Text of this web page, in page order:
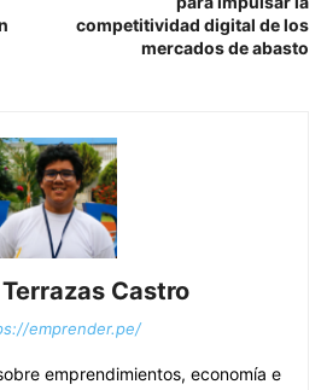
competitividad digital de los
mercados de abasto
Castro
emprender.pe/
emprendimientos, economía e